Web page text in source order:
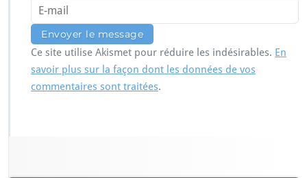
Ce site utilise Akismet pour réduire les indésirables. En
savoir plus sur la façon dont les données de vos
commentaires sont traitées.